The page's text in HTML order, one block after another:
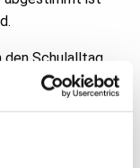
Schulalltag.
Entdecker-Kids
und Schüler in der